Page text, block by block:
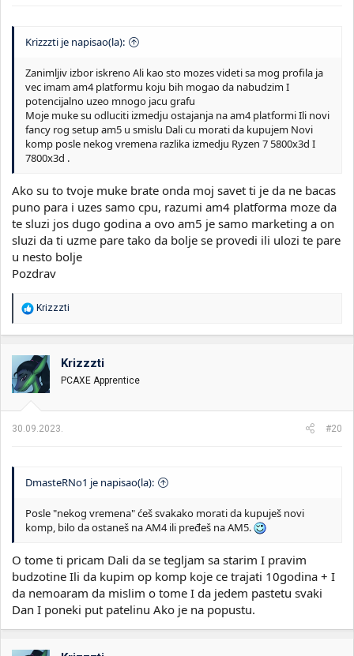
Krizzzti je napisao(la):
Zanimljiv izbor iskreno Ali kao sto mozes videti sa mog profila ja
vec imam am4 platformu koju bih mogao da nabudzim I
potencijalno uzeo mnogo jacu grafu
Moje muke su odluciti izmedju ostajanja na am4 platformi Ili novi
fancy rog setup am5 u smislu Dali cu morati da kupujem Novi
komp posle nekog vremena razlika izmedju Ryzen 7 5800x3d I
7800x3d .
Ako su to tvoje muke brate onda moj savet ti je da ne bacas
puno para i uzes samo cpu, razumi am4 platforma moze da
te sluzi jos dugo godina a ovo am5 je samo marketing a on
sluzi da ti uzme pare tako da bolje se provedi ili ulozi te pare
u nesto bolje
Pozdrav
R
a
o
v
a
n
:
Krizzzti
Krizzzti
PCAXE Apprentice
30.09.2023. #20
DmasteRNo1 je napisao(la):
Posle "nekog vremena" ćeš svakako morati da kupuješ novi
komp, bilo da ostaneš na AM4 ili pređeš na AM5.
O tome ti pricam Dali da se tegljam sa starim I pravim
budzotine Ili da kupim op komp koje ce trajati 10godina + I
da nemoaram da mislim o tome I da jedem pastetu svaki
Dan I poneki put patelinu Ako je na popustu.